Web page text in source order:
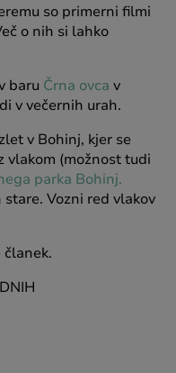
so primerni filmi
o nih si lahko
baru Črna ovca v
v večernih urah.
v Bohinj, kjer se
vlakom (možnost tudi
parka Bohinj.
Vozni red vlakov
članek.